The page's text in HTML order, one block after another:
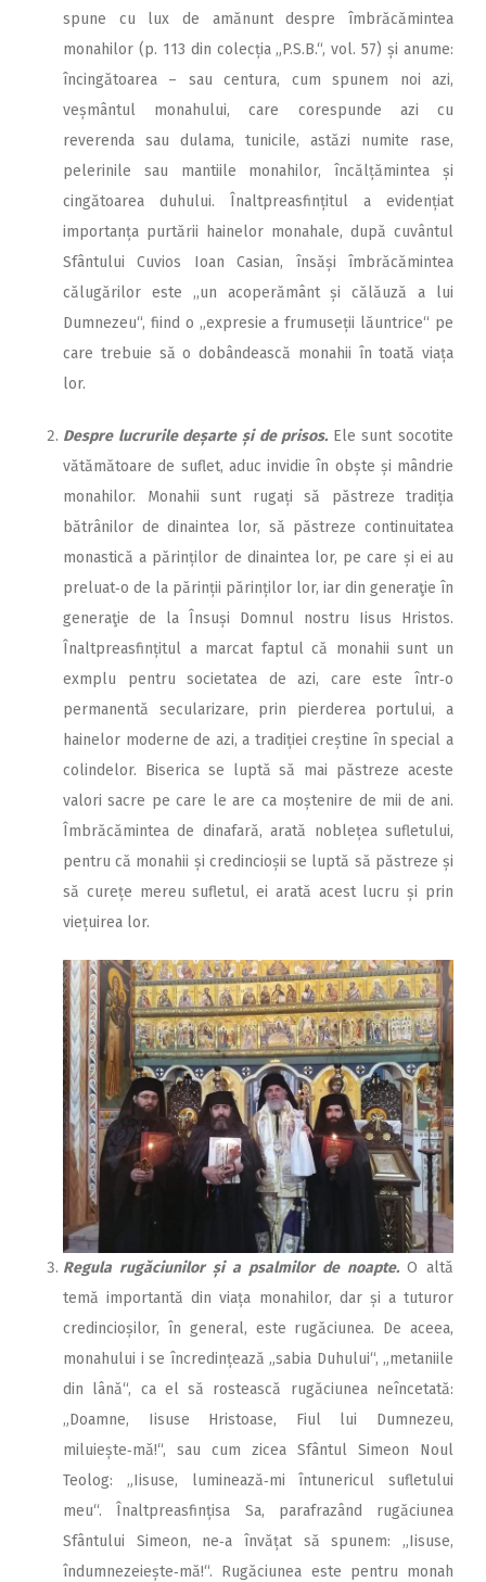
spune cu lux de amănunt despre îmbrăcămintea
monahilor (p. 113 din colecția „P.S.B.“, vol. 57) și anume:
încingătoarea – sau centura, cum spunem noi azi,
veșmântul monahului, care corespunde azi cu
reverenda sau dulama, tunicile, astăzi numite rase,
pelerinile sau mantiile monahilor, încălțămintea și
cingătoarea duhului. Înaltpreasfințitul a evidențiat
importanța purtării hainelor monahale, după cuvântul
Sfântului Cuvios Ioan Casian, însăși îmbrăcămintea
călugărilor este ,,un acoperământ și călăuză a lui
Dumnezeu“, fiind o „expresie a frumuseții lăuntrice“ pe
care trebuie să o dobândească monahii în toată viața
lor.
Despre lucrurile deșarte și de prisos. Ele sunt socotite
vătămătoare de suflet, aduc invidie în obște și mândrie
monahilor. Monahii sunt rugați să păstreze tradiția
bătrânilor de dinaintea lor, să păstreze continuitatea
monastică a părinților de dinaintea lor, pe care și ei au
preluat‑o de la părinții părinților lor, iar din generaţie în
generaţie de la Însuși Domnul nostru Iisus Hristos.
Înaltpreasfințitul a marcat faptul că monahii sunt un
exmplu pentru societatea de azi, care este într‑o
permanentă secularizare, prin pierderea portului, a
hainelor moderne de azi, a tradiției creștine în special a
colindelor. Biserica se luptă să mai păstreze aceste
valori sacre pe care le are ca moștenire de mii de ani.
Îmbrăcămintea de dinafară, arată noblețea sufletului,
pentru că monahii și credincioșii se luptă să păstreze și
să curețe mereu sufletul, ei arată acest lucru și prin
viețuirea lor.
Regula rugăciunilor și a psalmilor de noapte. O altă
temă importantă din viața monahilor, dar și a tuturor
credincioșilor, în general, este rugăciunea. De aceea,
monahului i se încredințează „sabia Duhului“, „metaniile
din lână“, ca el să rostească rugăciunea neîncetată:
„Doamne, Iisuse Hristoase, Fiul lui Dumnezeu,
miluiește‑mă!“, sau cum zicea Sfântul Simeon Noul
Teolog: „Iisuse, luminează‑mi întunericul sufletului
meu“. Înaltpreasfințisa Sa, parafrazând rugăciunea
Sfântu­lui Simeon, ne‑a învățat să spunem: „Iisuse,
îndumnezeiește‑mă!“. Ru­gă­ciunea este pentru monah